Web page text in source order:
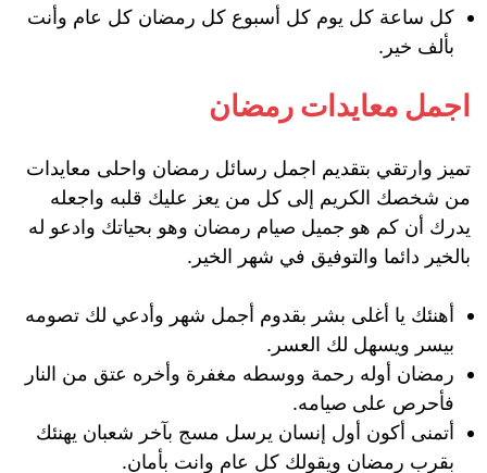
كل ساعة كل يوم كل أسبوع كل رمضان كل عام وأنت
بألف خير.
اجمل معايدات رمضان
تميز وارتقي بتقديم اجمل رسائل رمضان واحلى معايدات
من شخصك الكريم إلى كل من يعز عليك قلبه واجعله
يدرك أن كم هو جميل صيام رمضان وهو بحياتك وادعو له
بالخير دائما والتوفيق في شهر الخير.
أهنئك يا أغلى بشر بقدوم أجمل شهر وأدعي لك تصومه
بيسر ويسهل لك العسر.
رمضان أوله رحمة ووسطه مغفرة وأخره عتق من النار
فأحرص على صيامه.
أتمنى أكون أول إنسان يرسل مسج بآخر شعبان يهنئك
بقرب رمضان ويقولك كل عام وانت بأمان.